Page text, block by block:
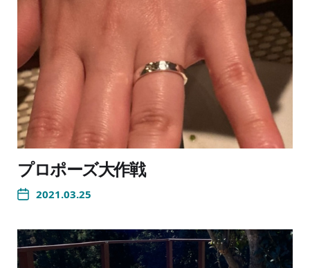
プロポーズ大作戦
2021.03.25